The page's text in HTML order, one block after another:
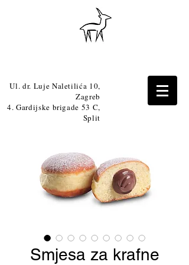
Ul. dr. Luje Naletilića 10,
Zagreb
4. Gardijske brigade 53 C,
Split
Smjesa za krafne